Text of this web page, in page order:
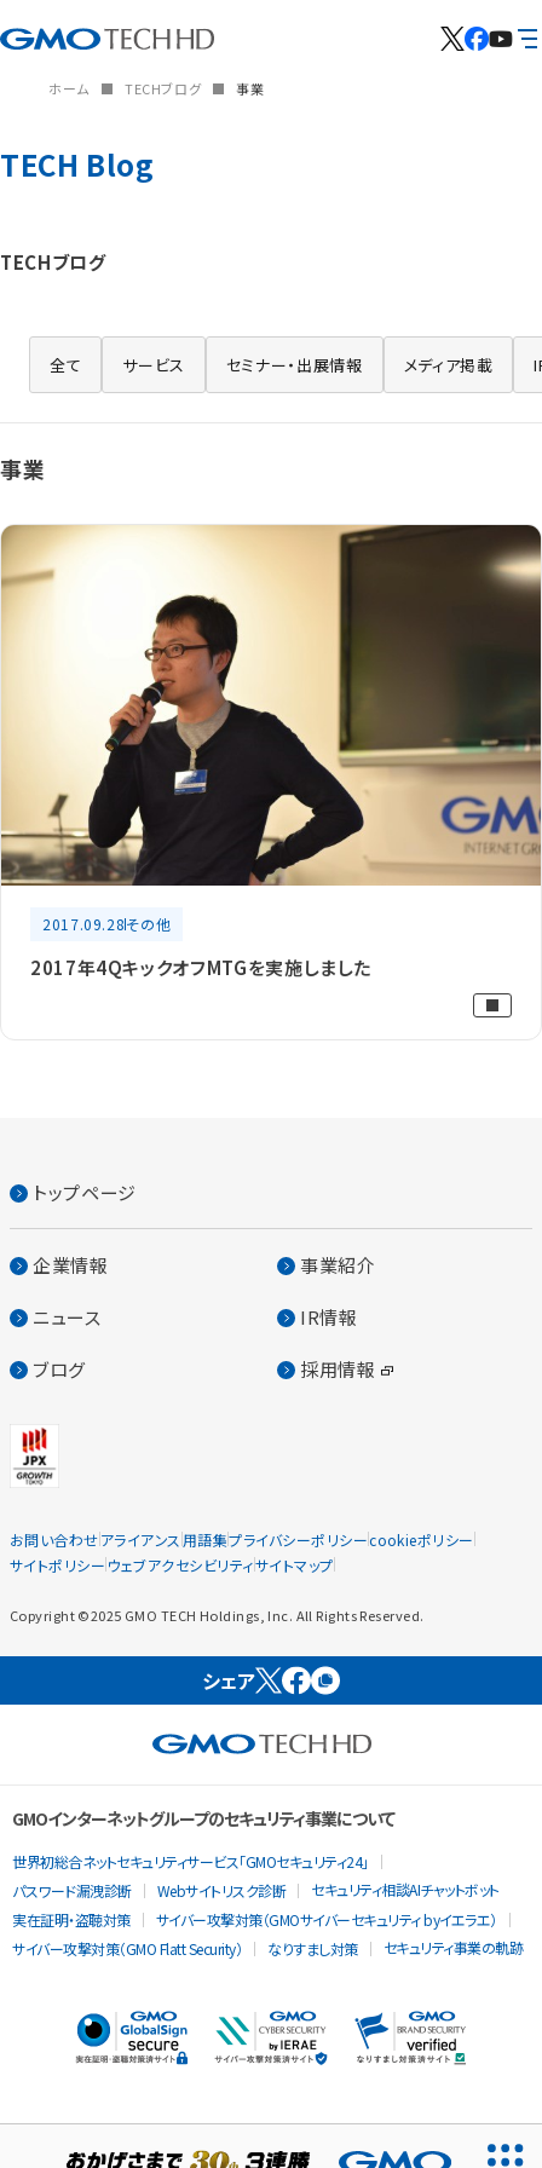
ホーム TECHブログ 事業
TECH Blog
TECHブログ
全て サービス セミナー・出展情報 メディア掲載
事業
2017.09.28その他
2017年4QキックオフMTGを実施しました
トップページ
企業情報 事業紹介
ニュース IR情報
ブログ 採用情報
お問い合わせアライアンス 用語集プライバシーポリシーcookieポリシー
サイトポリシー ウェブアクセシビリティサイトマップ
Copyright ©2025 GMO TECH Holdings, Inc. All Rights Reserved.
シェア
GMOインターネットグループのセキュリティ事業について
世界初総合ネットセキュリティサービス「GMOセキュリティ24」
パスワード漏洩診断
Webサイトリスク診断
セキュリティ相談AIチャットボット
実在証明・盗聴対策
サイバー攻撃対策（GMOサイバーセキュリティ byイエラエ）
サイバー攻撃対策（GMO Flatt Security）
なりすまし対策 セキュリティ事業の軌跡